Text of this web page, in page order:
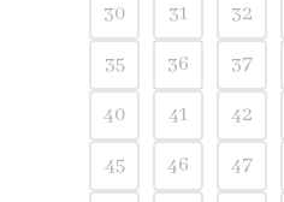
30
31 32
35
36 37
40
41 42
45
46 47